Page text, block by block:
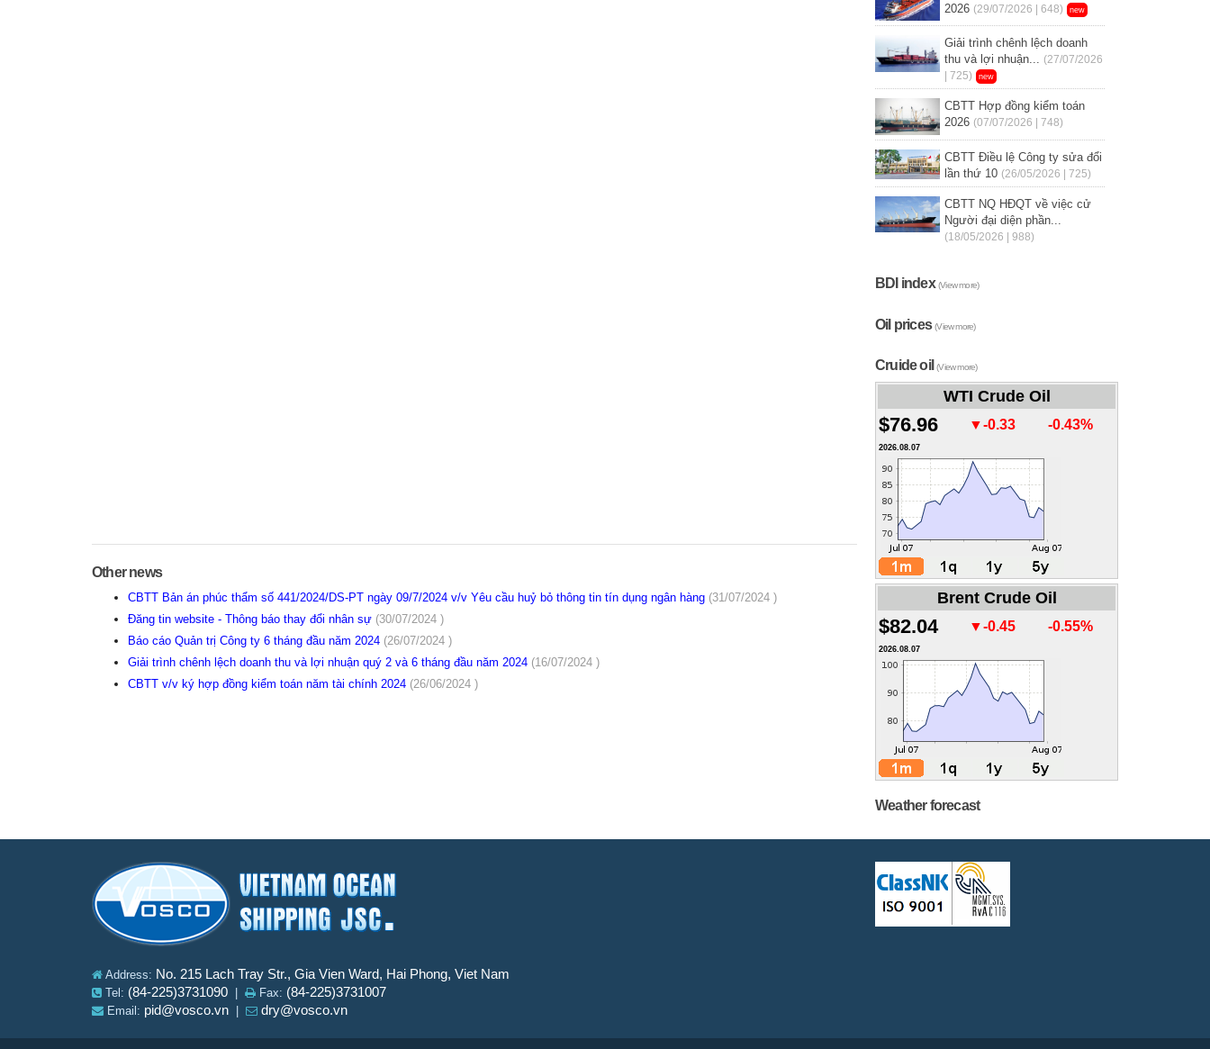
Other news
CBTT Bản án phúc thẩm số 441/2024/DS-PT ngày 09/7/2024 v/v Yêu cầu huỷ bỏ thông tin tín dụng ngân hàng (31/07/2024 )
Đăng tin website - Thông báo thay đổi nhân sự (30/07/2024 )
Báo cáo Quản trị Công ty 6 tháng đầu năm 2024 (26/07/2024 )
Giải trình chênh lệch doanh thu và lợi nhuận quý 2 và 6 tháng đầu năm 2024 (16/07/2024 )
CBTT v/v ký hợp đồng kiểm toán năm tài chính 2024 (26/06/2024 )
2026 (29/07/2026 | 648) new
Giải trình chênh lệch doanh
thu và lợi nhuận... (27/07/2026
| 725)
new
CBTT Hợp đồng kiểm toán
2026 (07/07/2026 | 748)
CBTT Điều lệ Công ty sửa đổi
lần thứ 10 (26/05/2026 | 725)
CBTT NQ HĐQT về việc cử
Người đại diện phần...
(18/05/2026 | 988)
BDI index(View more)
Oil prices(View more)
Cruide oil(View more)
WTI Crude Oil
$76.96 ▼-0.33 -0.43%
2026.08.07
Brent Crude Oil
$82.04 ▼-0.45 -0.55%
2026.08.07
Weather forecast
Address: No. 215 Lach Tray Str., Gia Vien Ward, Hai Phong, Viet Nam
Tel: (84-225)3731090 Fax: (84-225)3731007
Email: pid@vosco.vn dry@vosco.vn